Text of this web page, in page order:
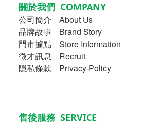
關於我們 COMPANY
公司簡介
About Us
品牌故事
Brand Story
門市據點 Store Information
徵才訊息 Recruit
隱私條款 Privacy-Policy
售後服務 SERVICE